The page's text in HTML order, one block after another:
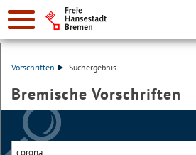
Vorschriften Suchergebnis
Bremische Vorschriften